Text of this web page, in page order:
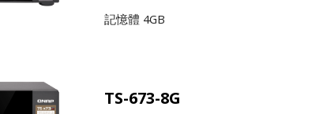
記憶體 4GB
TS-673-8G